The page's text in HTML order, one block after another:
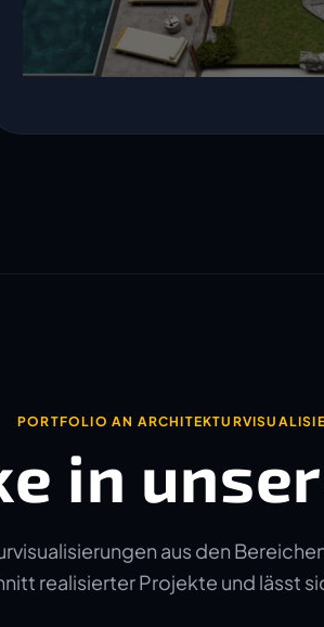
PORTFOLIO AN
in
aus den
realisierter Projekte und lässt